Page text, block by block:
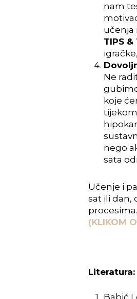
nam
učenja
TIPS &
Ne
koje
nego
sata
Učenje i
sat ili dan,
(KLIKOM
Literatura:
Babić